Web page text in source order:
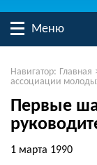
Меню
Навигатор: Главная
ассоциации
Первые
1 марта 1990